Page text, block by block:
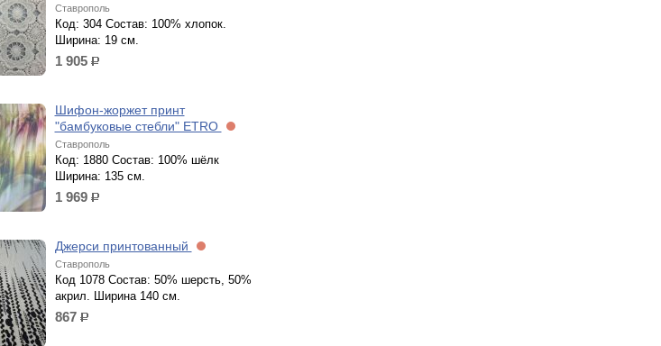
Ставрополь
Код: 304 Состав: 100% хлопок.
Ширина: 19 см.
1 905 р.
Шифон-жоржет принт
"бамбуковые стебли" ETRO
Ставрополь
Код: 1880 Состав: 100% шёлк
Ширина: 135 см.
1 969 р.
Джерси принтованный
Ставрополь
Код 1078 Состав: 50% шерсть, 50%
акрил. Ширина 140 см.
867 р.